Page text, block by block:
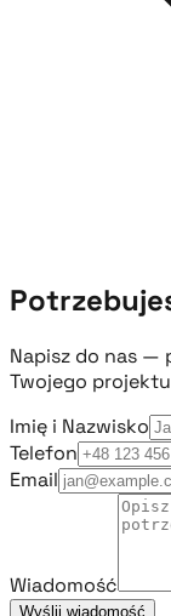
Napisz do nas —
Twojego
Imię i Nazwisko
Telefon
Email
Wiadomość
Wyślij wiadomość